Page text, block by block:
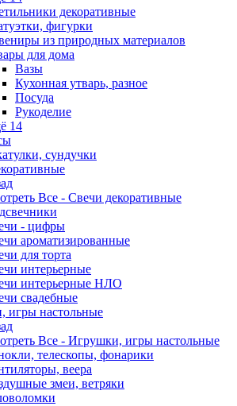
декоративные
фигурки
из природных материалов
для дома
Вазы
Кухонная утварь, разное
Посуда
Рукоделие
14
сундучки
Все - Свечи декоративные
- цифры
ароматизированные
для торта
интерьерные
интерьерные НЛО
свадебные
игры настольные
Все - Игрушки, игры настольные
телескопы, фонарики
веера
змеи, ветряки